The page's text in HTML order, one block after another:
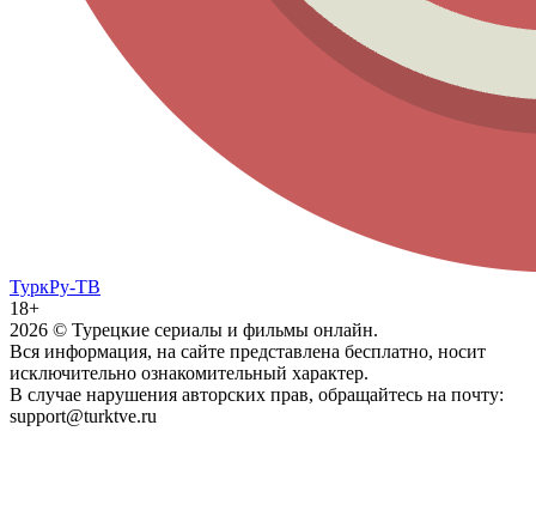
ТуркРу-ТВ
18+
2026 © Турецкие сериалы и фильмы онлайн.
Вся информация, на сайте представлена бесплатно, носит
исключительно ознакомительный характер.
В случае нарушения авторских прав, обращайтесь на почту:
support@turktve.ru